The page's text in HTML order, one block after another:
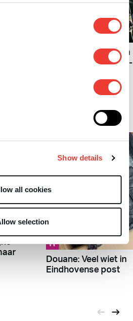
Show details
all cookies
selection
Fries cannabis icoon
Johan Meines (1949-
R
Douane: Veel wiet in
Eindhovense post